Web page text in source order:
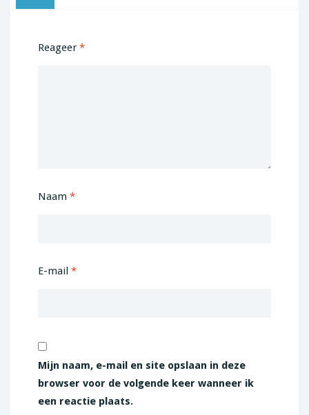
Reageer *
Naam *
E-mail *
Mijn naam, e-mail en site opslaan in deze
browser voor de volgende keer wanneer ik
een reactie plaats.